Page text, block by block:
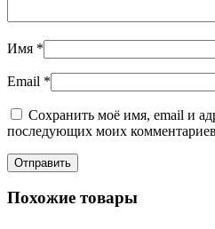
Имя *
Email *
Сохранить моё имя, email и
последующих моих
Похожие товары